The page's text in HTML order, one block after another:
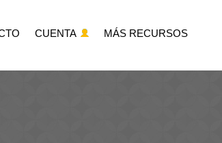
CUENTA MÁS RECURSOS